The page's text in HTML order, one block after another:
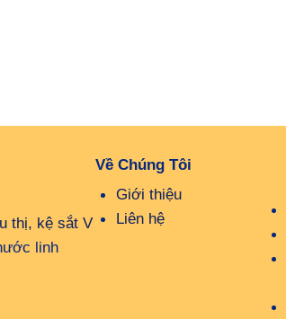
thị, kệ sắt V
linh
Về Chúng Tôi
Giới thiệu
Liên hệ